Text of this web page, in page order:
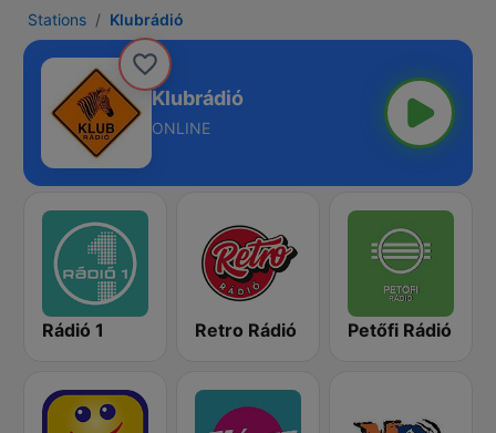
Stations Klubrádió
Klubrádió
ONLINE
Rádió 1 Retro Rádió Petőfi Rádió